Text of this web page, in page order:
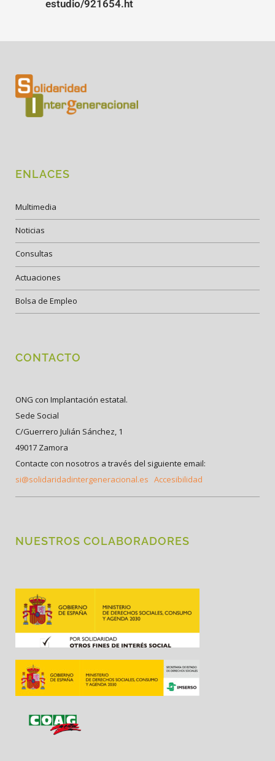
estudio/921654.ht
ENLACES
Multimedia
Noticias
Consultas
Actuaciones
Bolsa de Empleo
CONTACTO
ONG con Implantación estatal.
Sede Social
C/Guerrero Julián Sánchez, 1
49017 Zamora
Contacte con nosotros a través del siguiente email:
si@solidaridadintergeneracional.es Accesibilidad
NUESTROS COLABORADORES